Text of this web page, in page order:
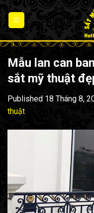
Skip
content
Mẫu lan can
sắt mỹ thuật
Published 18 Tháng 8,
thuật